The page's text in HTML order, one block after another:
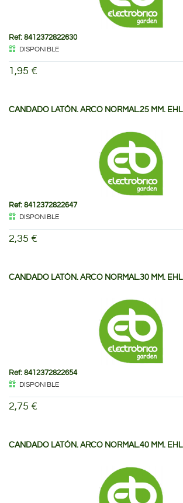
Ref: 8412372822630
DISPONIBLE
1,95 €
CANDADO LATÓN. ARCO NORMAL.25 MM. EHL
Ref: 8412372822647
DISPONIBLE
2,35 €
CANDADO LATÓN. ARCO NORMAL.30 MM. EHL
Ref: 8412372822654
DISPONIBLE
2,75 €
CANDADO LATÓN. ARCO NORMAL.40 MM. EHL